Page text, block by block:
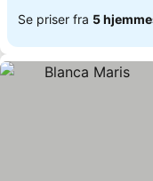
Se priser fra 5